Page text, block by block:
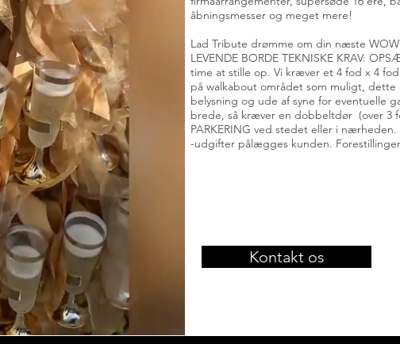
åbningsmesser og meget mere!
Lad Tribute drømme om din næste
LEVENDE BORDE TEKNISKE KRAV:
time at stille op. Vi kræver et 4 fod x 4
på walkabout området som muligt,
belysning og ude af syne for eventuelle
brede, så kræver en dobbeltdør (over 3
PARKERING ved stedet eller i
-udgifter pålægges kunden.
Kontakt os